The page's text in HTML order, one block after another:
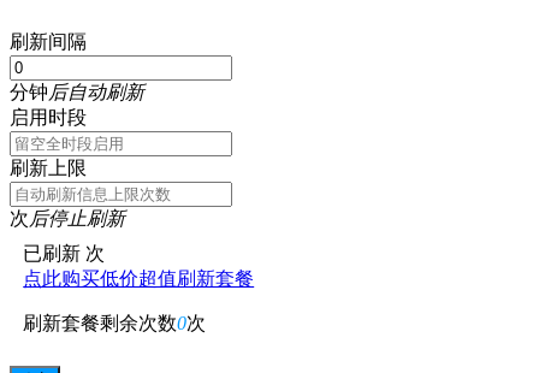
刷新间隔
分钟后自动刷新
启用时段
刷新上限
次后停止刷新
已刷新 次
点此购买低价超值刷新套餐
刷新套餐剩余次数0次